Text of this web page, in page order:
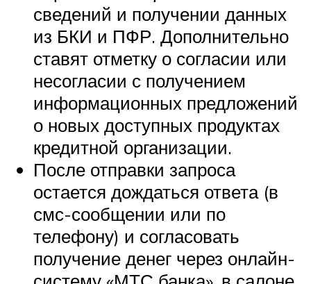
сведений и получении данных
из БКИ и ПФР. Дополнительно
ставят отметку о согласии или
несогласии с получением
информационных предложений
о новых доступных продуктах
кредитной организации.
После отправки запроса
остается дождаться ответа (в
смс-сообщении или по
телефону) и согласовать
получение денег через онлайн-